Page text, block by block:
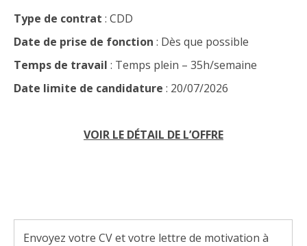
Type de contrat : CDD
Date de prise de fonction : Dès que possible
Temps de travail : Temps plein – 35h/semaine
Date limite de candidature : 20/07/2026
VOIR LE DÉTAIL DE L’OFFRE
Envoyez votre CV et votre lettre de motivation à